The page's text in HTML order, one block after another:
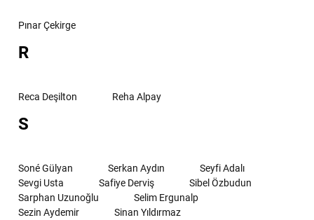
Pınar Çekirge
R
Reca Deşilton Reha Alpay
S
Soné Gülyan Serkan Aydın
Seyfi Adalı
Sevgi Usta
Safiye Derviş
Sibel Özbudun
Sarphan Uzunoğlu
Selim Ergunalp
Sezin Aydemir
Sinan Yıldırmaz